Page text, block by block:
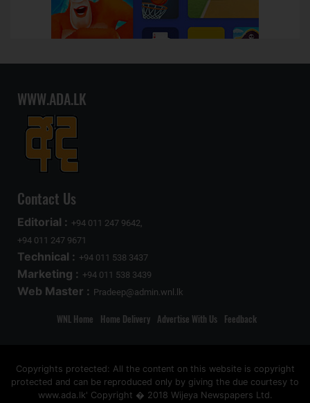
WWW.ADA.LK
Contact Us
Editorial : +94 011 247 9642,
+94 011 247 9671
Technical : +94 011 538 3437
Marketing : +94 011 538 3439
Web Master : Pradeep@admin.wnl.lk
WNL Home Home Delivery Advertise With Us Feedback
Copyrights protected: All the content on this website is copyright
protected and can be reproduced only by giving the due courtesy to
www.ada.lk' Copyright � 2018 Wijeya Newspapers Ltd.